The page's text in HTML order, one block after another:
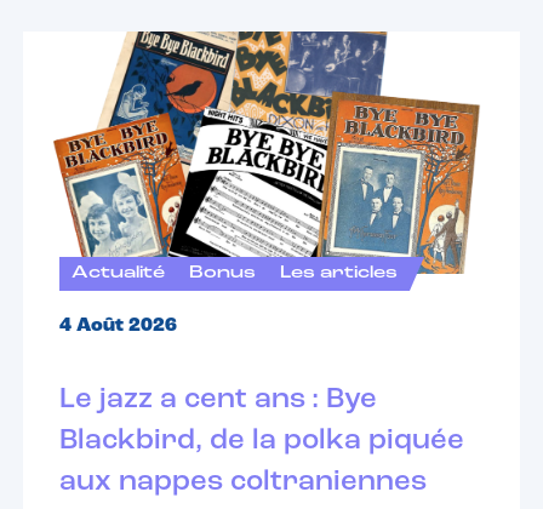
Actualité Bonus Les articles
4 Août 2026
Le jazz a cent ans : Bye
Blackbird, de la polka piquée
aux nappes coltraniennes